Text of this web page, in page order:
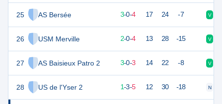
25 AS Bersée
26 USM Merville
27 AS Baisieux Patro 2
28 US de l'Yser 2
3-0-4 17 24 -7 V
2-0-4 13 28 -15 V
6 3-0-3 14 22 -8 V
1-3-5 12 30 -18 N